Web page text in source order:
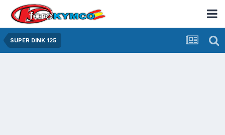
SUPER DINK 125